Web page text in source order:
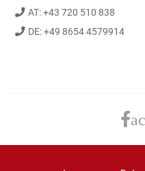
AT: +43 720 510 838
DE: +49 8654 4579914